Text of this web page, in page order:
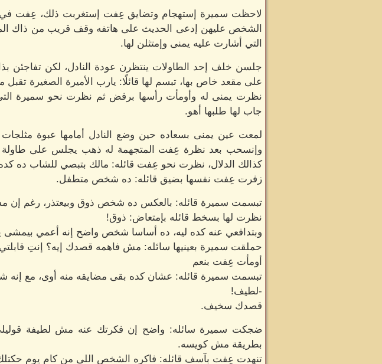
لاحظت سميرة إستهجام وتضايق عِفت إستغربت ذلك، عِفت في
الشخص عليهن إدعى الحديث على هاتفه وقف قريب من ذاك
التي أشارت عليه يمنى وإمتثلن لها.
جلسن خلف إحد الطاولات ينتظرن عودة النادل، لكن
على مقعد خاص بها، تبسم لها قائلًا: يارب الأميرة الصغيرة تقبل
نظرت يمنى له وأومأت رأسها برفض ثم نظرت نحو سميرة
جاب لها طلبها أهو.
لمعت عين يمنى بسعاده حين وضع النادل أمامها عبوة
وإنسحب بعد نظرة عِفت المتجهمة له ذهب يجلس على طاولة
كذالك الدلال، نظرت نحو عِفت قائله: مالك بتبصي للشاب ده
زفرت عِفت نفسها بضيق قائله: ده شخص متطفل.
تبسمت سميرة قائله: بالعكس ده شخص ذوق وبيعتذر، رغم إن
نظرت لها بسخط قائله بإمتعاض: ذوق!
وبتدافعي عنه كده ليه، ده أساسا شخص واضح إنه أعمي بيمشى
حملقت سميرة بعينيها سائله: مش فاهمه قصدك إيه؟ إنتِ
أومأت عِفت بنعم
تبسمت سميرة قائله: عشان كده بقى مضايقه منه أوى، مع
-لطيف!
قصدك سخيف.
ضجكت سميرة سائله: واضح إن فكرتك عنه مش لطيفة
بطريقة مش كويسه.
تنهدت عِفت بآسف قائله: فاكره الشخص اللى من كام يوم حكتلك